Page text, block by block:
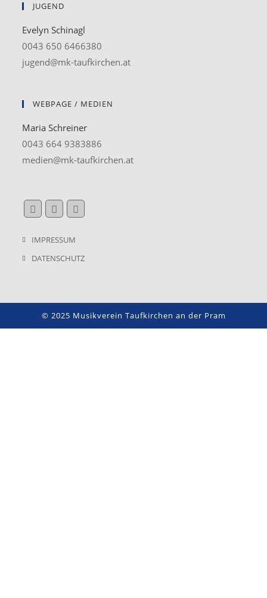
JUGEND
Evelyn Schinagl
0043 650 6466380
jugend@mk-taufkirchen.at
WEBPAGE / MEDIEN
Maria Schreiner
0043 664 9383886
medien@mk-taufkirchen.at
IMPRESSUM
DATENSCHUTZ
© 2025 Musikverein Taufkirchen an der Pram